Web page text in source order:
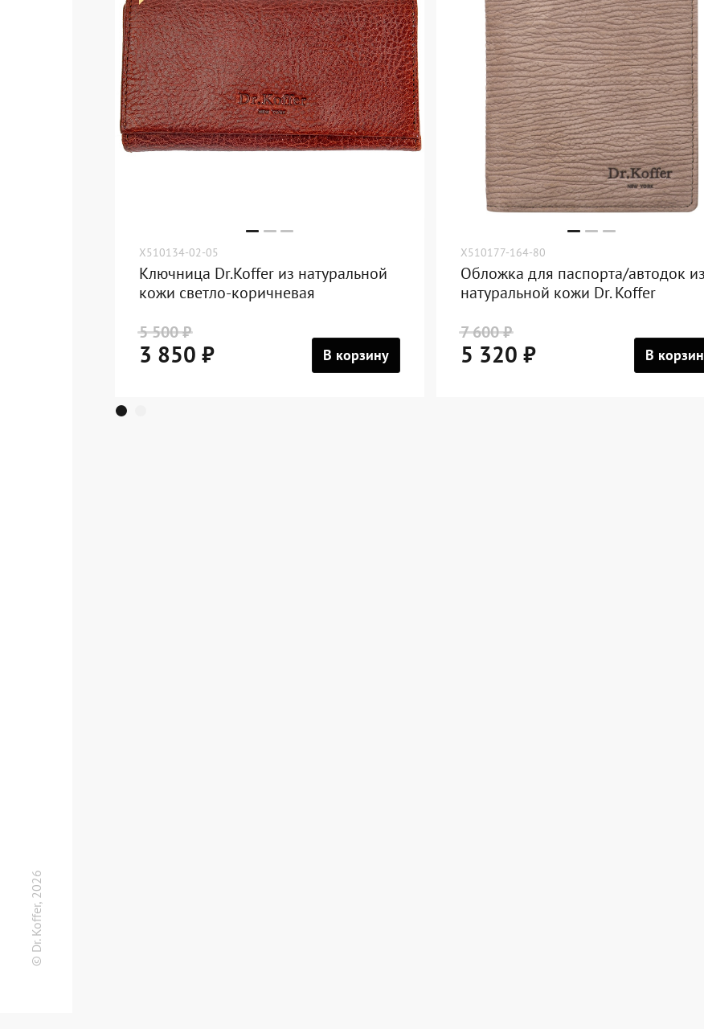
© Dr. Koffer, 2026
X510134-02-05
Ключница Dr.Koffer из натуральной
кожи светло-коричневая
5 500 ₽
3 850 ₽ В корзину
X510177-164-80
Обложка для паспорта/автодок из
натуральной кожи Dr. Koffer
7 600 ₽
5 320 ₽ В